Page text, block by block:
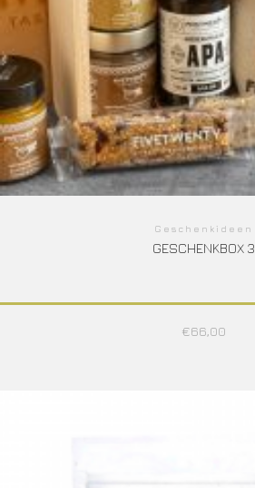
Geschenkideen
GESCHENKBOX 3
€66,00